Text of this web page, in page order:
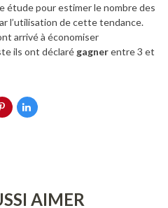
étude pour estimer le nombre des
l’utilisation de cette tendance.
arrivé à économiser
ils ont déclarégagnerentre 3 et
AIMER